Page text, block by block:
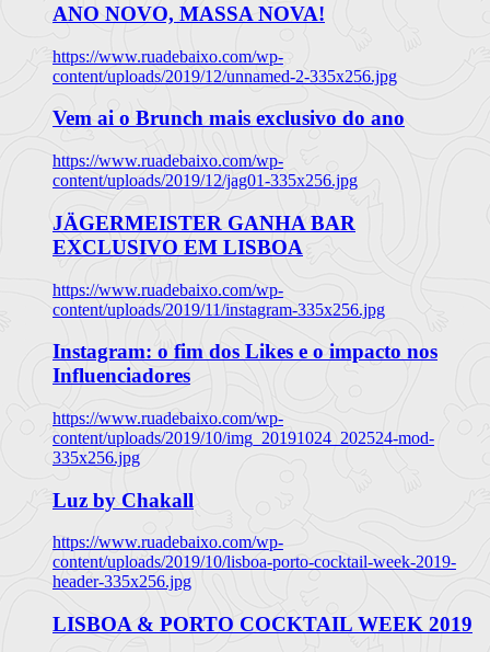
ANO NOVO, MASSA NOVA!
https://www.ruadebaixo.com/wp-
content/uploads/2019/12/unnamed-2-335x256.jpg
Vem ai o Brunch mais exclusivo do ano
https://www.ruadebaixo.com/wp-
content/uploads/2019/12/jag01-335x256.jpg
JÄGERMEISTER GANHA BAR
EXCLUSIVO EM LISBOA
https://www.ruadebaixo.com/wp-
content/uploads/2019/11/instagram-335x256.jpg
Instagram: o fim dos Likes e o impacto nos
Influenciadores
https://www.ruadebaixo.com/wp-
content/uploads/2019/10/img_20191024_202524-mod-
335x256.jpg
Luz by Chakall
https://www.ruadebaixo.com/wp-
content/uploads/2019/10/lisboa-porto-cocktail-week-2019-
header-335x256.jpg
LISBOA & PORTO COCKTAIL WEEK 2019